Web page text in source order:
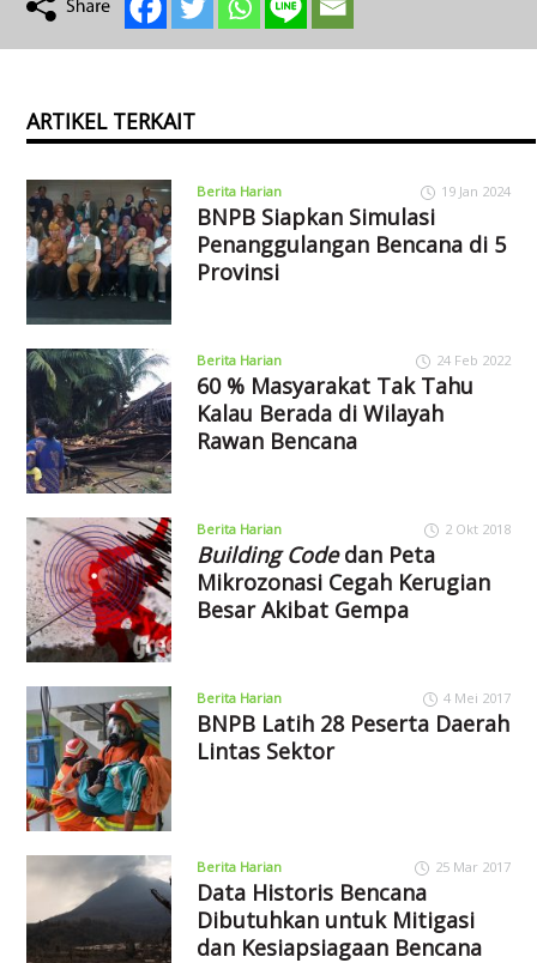
ARTIKEL TERKAIT
Berita Harian 19 Jan 2024
BNPB Siapkan Simulasi
Penanggulangan Bencana di 5
Provinsi
Berita Harian 24 Feb 2022
60 % Masyarakat Tak Tahu
Kalau Berada di Wilayah
Rawan Bencana
Berita Harian 2 Okt 2018
Building Codedan Peta
Mikrozonasi Cegah Kerugian
Besar Akibat Gempa
Berita Harian 4 Mei 2017
BNPB Latih 28 Peserta Daerah
Lintas Sektor
Berita Harian 25 Mar 2017
Data Historis Bencana
Dibutuhkan untuk Mitigasi
dan Kesiapsiagaan Bencana